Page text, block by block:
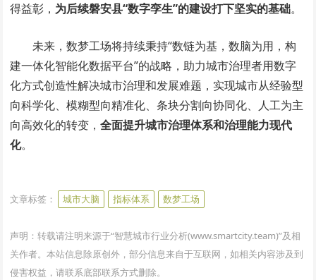
得益彰， 为后续磐安县“数字孪生”的建设打下坚实的基础。
未来，数梦工场将持续秉持“数链为基，数脑为用，构
建一体化智能化数据平台”的战略，助力城市治理者用数字
化方式创造性解决城市治理和发展难题，实现城市从经验型
向科学化、模糊型向精准化、条块分割向协同化、人工为主
向高效化的转变，全面提升城市治理体系和治理能力现代
化。
文章标签： 城市大脑 指标体系 数梦工场
声明：转载请注明来源于“智慧城市行业分析(www.smartcity.team)”及相
关作者。本站信息除原创外，部分信息来自于互联网，如相关内容涉及到
侵害权益，请联系底部联系方式删除。